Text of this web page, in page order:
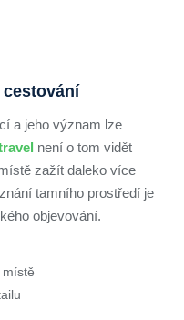
a jeho význam lze
není o tom vidět
zažít daleko více
tamního prostředí je
objevování.